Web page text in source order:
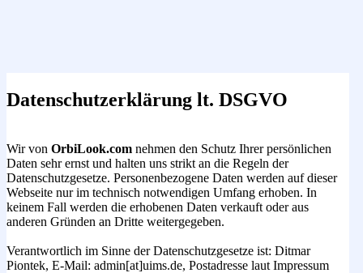
Datenschutzerklärung lt. DSGVO
Wir von OrbiLook.com nehmen den Schutz Ihrer persönlichen
Daten sehr ernst und halten uns strikt an die Regeln der
Datenschutzgesetze. Personenbezogene Daten werden auf dieser
Webseite nur im technisch notwendigen Umfang erhoben. In
keinem Fall werden die erhobenen Daten verkauft oder aus
anderen Gründen an Dritte weitergegeben.
Verantwortlich im Sinne der Datenschutzgesetze ist: Ditmar
Piontek, E-Mail: admin[at]uims.de, Postadresse laut Impressum